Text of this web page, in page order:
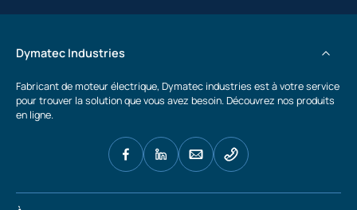
Dymatec Industries
Fabricant de moteur électrique, Dymatec industries est à votre service
pour trouver la solution que vous avez besoin. Découvrez nos produits
en ligne.